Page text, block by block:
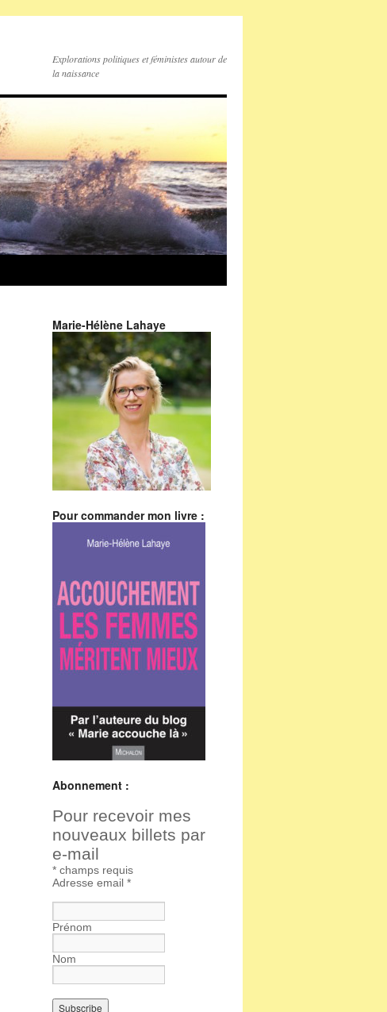
Explorations politiques et féministes autour de
la naissance
Marie-Hélène Lahaye
Pour commander mon livre :
Abonnement :
Pour recevoir mes
nouveaux billets par
e-mail
* champs requis
Adresse email *
Prénom
Nom